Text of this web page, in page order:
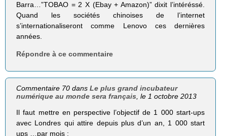
Barra…”TOBAO = 2 X (Ebay + Amazon)” dixit l’intéréssé.
Quand les sociétés chinoises de l’internet
s’internationaliseront comme Lenovo ces dernières
années.
Répondre à ce commentaire
Commentaire 70 dansLe plus grand incubateur
numérique au monde sera français , le 1 octobre 2013
Il faut mettre en perspective l’objectif de 1 000 start-ups
avec Londres qui attire depuis plus d’un an, 1 000 start
ups …par mois :